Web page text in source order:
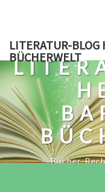
content
LITERATUR-BLOG
BÜCHERWELT
Bücher-